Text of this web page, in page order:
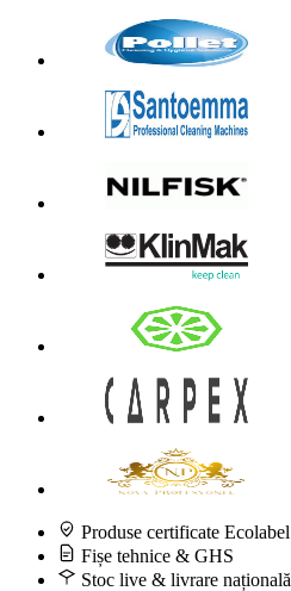
Produse certificate Ecolabel
Fișe tehnice & GHS
Stoc live & livrare națională